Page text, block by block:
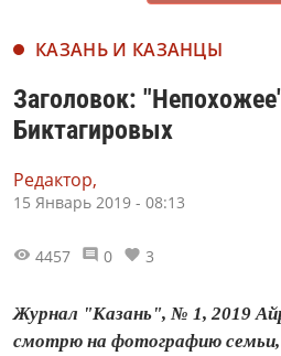
КАЗАНЬ И КАЗАНЦЫ
Заголовок:
Биктагировых
Редактор,
15 Январь 2019 - 08:13
4457 0 3
Журнал "Казань", № 1, 2019
смотрю на фотографию семьи,